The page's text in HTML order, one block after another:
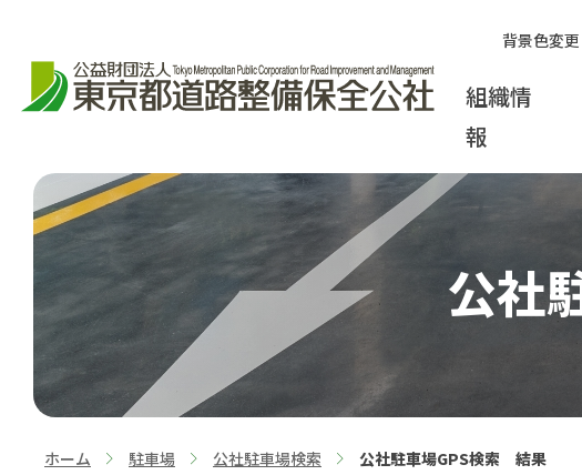
背景色変更
組織情
報
公社
ホーム
駐車場
公社駐車場検索
公社駐車場GPS検索 結果